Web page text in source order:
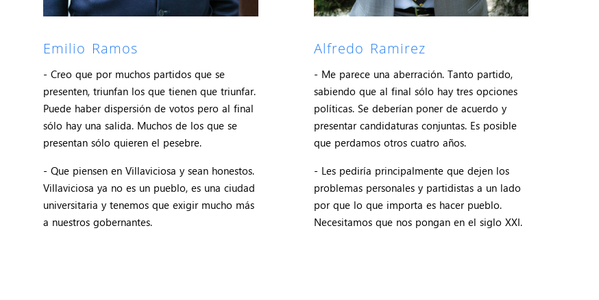
Emilio Ramos
- Creo que por muchos partidos que se
presenten, triunfan los que tienen que triunfar.
Puede haber dispersión de votos pero al final
sólo hay una salida. Muchos de los que se
presentan sólo quieren el pesebre.
- Que piensen en Villaviciosa y sean honestos.
Villaviciosa ya no es un pueblo, es una ciudad
universitaria y tenemos que exigir mucho más
a nuestros gobernantes.
Alfredo Ramirez
- Me parece una aberración. Tanto partido,
sabiendo que al final sólo hay tres opciones
políticas. Se deberían poner de acuerdo y
presentar candidaturas conjuntas. Es posible
que perdamos otros cuatro años.
- Les pediría principalmente que dejen los
problemas personales y partidistas a un lado
por que lo que importa es hacer pueblo.
Necesitamos que nos pongan en el siglo XXI.